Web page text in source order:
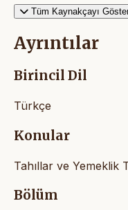
Tüm Kaynakçayı
Ayrıntılar
Birincil Dil
Türkçe
Konular
Tahıllar ve Yemeklik
Bölüm